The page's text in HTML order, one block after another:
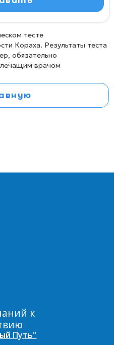
тесте
Кораха. Результаты теста
обязательно
лечащим врачом
к
Путь"